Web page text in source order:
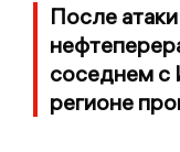
После
соседнем с
регионе